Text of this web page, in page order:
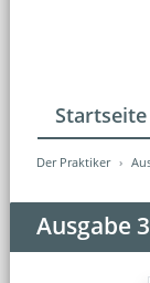
Startseite
Der Praktiker
Ausgabe